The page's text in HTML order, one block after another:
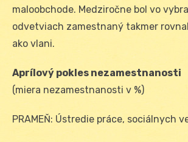
maloobchode. Medziročne bol vo
odvetviach zamestnaný takmer
ako vlani.
Aprílový pokles nezamestnanosti
(miera nezamestnanosti v %)
PRAMEŇ: Ústredie práce, sociálnych